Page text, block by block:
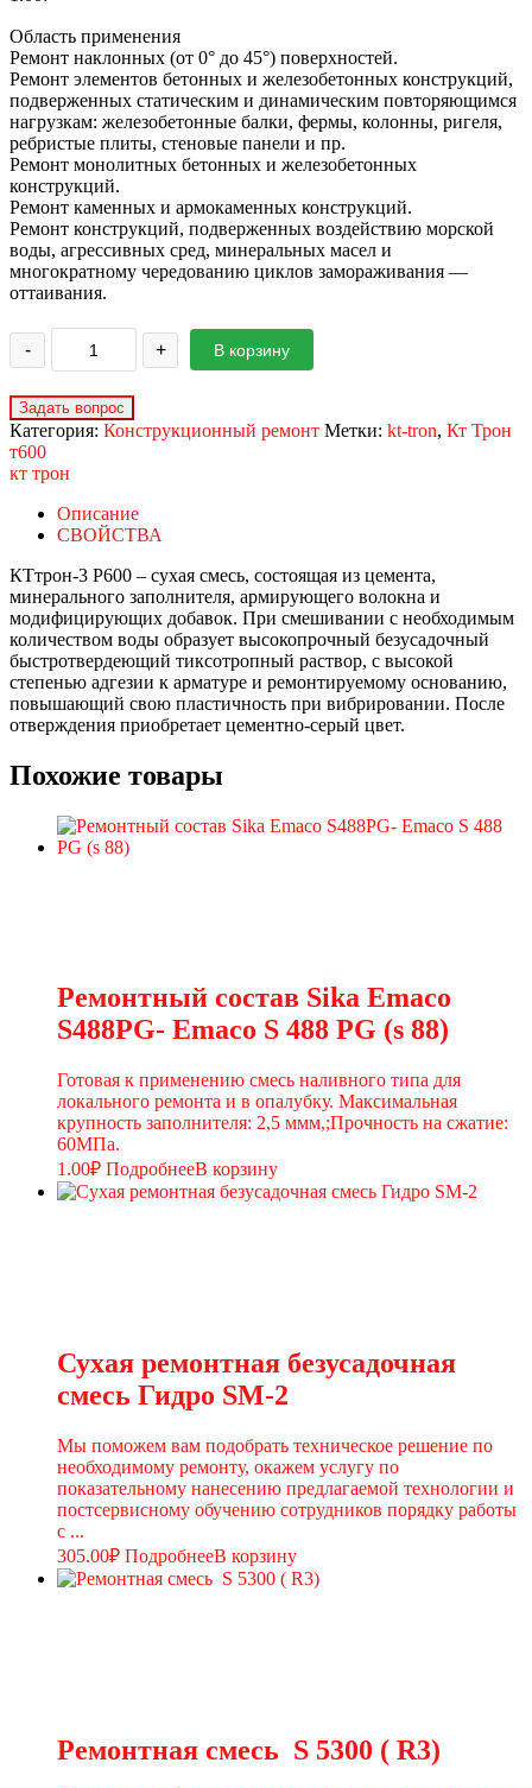
Область применения
Ремонт наклонных (от 0° до 45°) поверхностей.
Ремонт элементов бетонных и железобетонных конструкций,
подверженных статическим и динамическим повторяющимся
нагрузкам: железобетонные балки, фермы, колонны, ригеля,
ребристые плиты, стеновые панели и пр.
Ремонт монолитных бетонных и железобетонных
конструкций.
Ремонт каменных и армокаменных конструкций.
Ремонт конструкций, подверженных воздействию морской
воды, агрессивных сред, минеральных масел и
многократному чередованию циклов замораживания —
оттаивания.
- + В корзину
Категория: Конструкционный ремонт Метки: kt-tron, Кт Трон
т600
кт трон
Описание
СВОЙСТВА
КТтрон-3 Р600 – сухая смесь, состоящая из цемента,
минерального заполнителя, армирующего волокна и
модифицирующих добавок. При смешивании с необходимым
количеством воды образует высокопрочный безусадочный
быстротвердеющий тиксотропный раствор, с высокой
степенью адгезии к арматуре и ремонтируемому основанию,
повышающий свою пластичность при вибрировании. После
отверждения приобретает цементно-серый цвет.
Похожие товары
Ремонтный состав Sika Emaco
S488PG- Emaco S 488 PG (s 88)
Готовая к применению смесь наливного типа для
локального ремонта и в опалубку. Максимальная
крупность заполнителя: 2,5 ммм,;Прочность на сжатие:
60МПа.
1.00₽ ПодробнееВ корзину
Сухая ремонтная безусадочная
смесь Гидро SM-2
Мы поможем вам подобрать техническое решение по
необходимому ремонту, окажем услугу по
показательному нанесению предлагаемой технологии и
постсервисному обучению сотрудников порядку работы
с ...
305.00₽ ПодробнееВ корзину
Ремонтная смесь S 5300 ( R3)